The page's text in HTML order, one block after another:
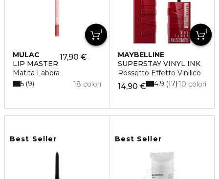
MULAC
LIP MASTER
Matita Labbra
17,90 €
18 colori
5 9
MAYBELLINE
SUPERSTAY VINYL INK
Rossetto Effetto Vinilico
14,90 € 10 colori
4.9 17
Best Seller Best Seller